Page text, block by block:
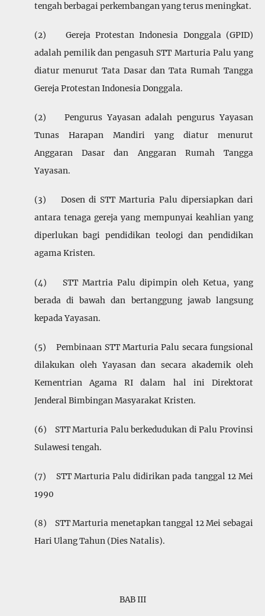
tengah berbagai perkembangan yang terus meningkat.
(2) Gereja Protestan Indonesia Donggala (GPID)
adalah pemilik dan pengasuh STT Marturia Palu yang
diatur menurut Tata Dasar dan Tata Rumah Tangga
Gereja Protestan Indonesia Donggala.
(2) Pengurus Yayasan adalah pengurus Yayasan
Tunas Harapan Mandiri yang diatur menurut
Anggaran Dasar dan Anggaran Rumah Tangga
Yayasan.
(3) Dosen di STT Marturia Palu dipersiapkan dari
antara tenaga gereja yang mempunyai keahlian yang
diperlukan bagi pendidikan teologi dan pendidikan
agama Kristen.
(4) STT Martria Palu dipimpin oleh Ketua, yang
berada di bawah dan bertang­gung jawab langsung
kepada Yayasan.
(5) Pembinaan STT Marturia Palu secara fungsional
dilakukan oleh Yayasan dan secara akademik oleh
Kementrian Agama RI dalam hal ini Direktorat
Jenderal Bimbingan Masyarakat Kristen.
(6) STT Marturia Palu berkedudukan di Palu Provinsi
Sulawesi tengah.
(7) STT Marturia Palu didirikan pada tanggal 12 Mei
1990
(8) STT Marturia menetapkan tanggal 12 Mei sebagai
Hari Ulang Tahun (Dies Natalis).
BAB III